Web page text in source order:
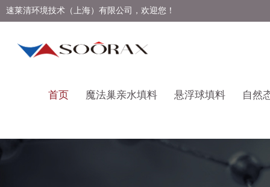
速莱清环境技术（上海）有限公司，欢迎您！
首页 魔法巢亲水填料 悬浮球填料 自然